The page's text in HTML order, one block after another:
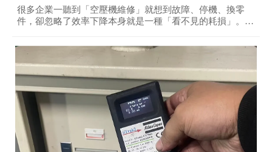
很多企業一聽到「空壓機維修」就想到故障、停機、換零
件，卻忽略了效率下降本身就是一種「看不見的耗損」。更
但會讓你每個月的電費越來越重。